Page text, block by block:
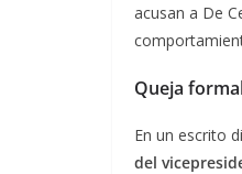
acusan a De
Queja
En un escrito
del